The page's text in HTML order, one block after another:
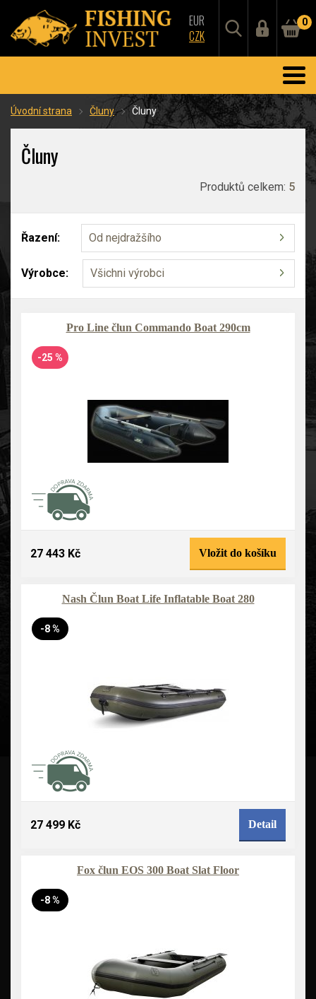
EUR
CZK
0
Úvodní strana Čluny Čluny
Čluny
Produktů celkem: 5
Řazení: Od nejdražšího
Výrobce: Všichni výrobci
Pro Line člun Commando Boat 290cm
-25 %
27 443 Kč Vložit do košíku
Nash Člun Boat Life Inflatable Boat 280
-8 %
27 499 Kč Detail
Fox člun EOS 300 Boat Slat Floor
-8 %